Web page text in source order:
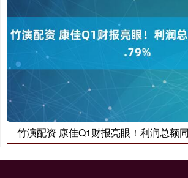
竹演配资 康佳Q1财报亮眼！利润总额